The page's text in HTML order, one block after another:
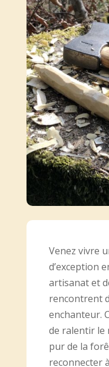
Venez vivre
d’exception
artisanat et
rencontrent
enchanteur.
de ralentir le
pur de la
reconnecter